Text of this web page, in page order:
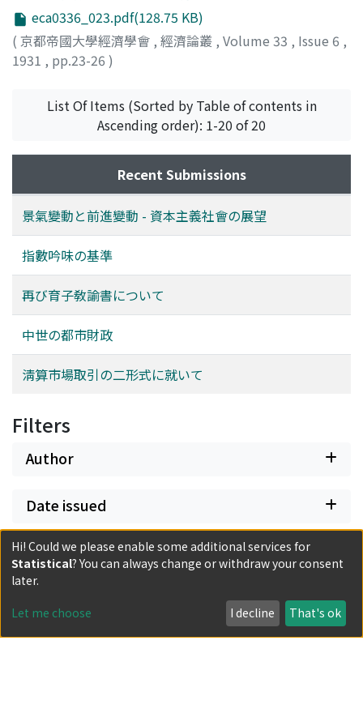
eca0336_023.pdf(128.75 KB)
( 京都帝國大學經濟學會 , 經濟論叢 , Volume 33 , Issue 6 ,
1931 , pp.23-26 )
List Of Items (Sorted by Table of contents in
Ascending order): 1-20 of 20
Recent Submissions
景氣變動と前進變動 - 資本主義社會の展望
指數吟味の基準
再び育子敎諭書について
中世の都市財政
淸算市場取引の二形式に就いて
Filters
Author
Date issued
Classification
Hi! Could we please enable some additional services for
Statistical? You can always change or withdraw your consent
later.
Let me choose I decline That's ok